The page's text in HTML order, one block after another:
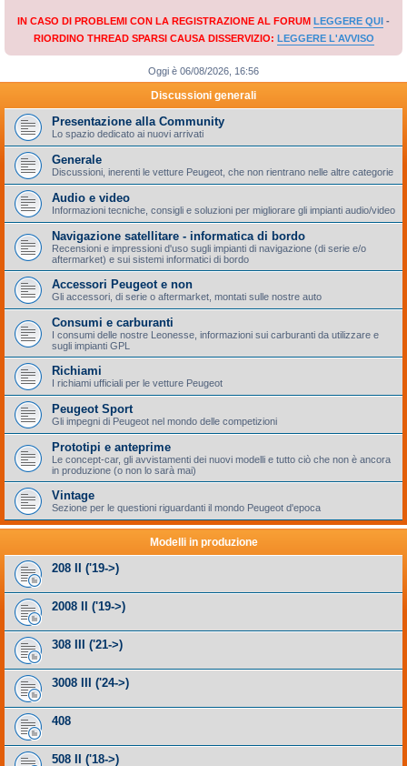
IN CASO DI PROBLEMI CON LA REGISTRAZIONE AL FORUM LEGGERE QUI -
RIORDINO THREAD SPARSI CAUSA DISSERVIZIO: LEGGERE L'AVVISO
Oggi è 06/08/2026, 16:56
Discussioni generali
Presentazione alla Community
Lo spazio dedicato ai nuovi arrivati
Generale
Discussioni, inerenti le vetture Peugeot, che non rientrano nelle altre categorie
Audio e video
Informazioni tecniche, consigli e soluzioni per migliorare gli impianti audio/video
Navigazione satellitare - informatica di bordo
Recensioni e impressioni d'uso sugli impianti di navigazione (di serie e/o
aftermarket) e sui sistemi informatici di bordo
Accessori Peugeot e non
Gli accessori, di serie o aftermarket, montati sulle nostre auto
Consumi e carburanti
I consumi delle nostre Leonesse, informazioni sui carburanti da utilizzare e
sugli impianti GPL
Richiami
I richiami ufficiali per le vetture Peugeot
Peugeot Sport
Gli impegni di Peugeot nel mondo delle competizioni
Prototipi e anteprime
Le concept-car, gli avvistamenti dei nuovi modelli e tutto ciò che non è ancora
in produzione (o non lo sarà mai)
Vintage
Sezione per le questioni riguardanti il mondo Peugeot d'epoca
Modelli in produzione
208 II ('19->)
2008 II ('19->)
308 III ('21->)
3008 III ('24->)
408
508 II ('18->)